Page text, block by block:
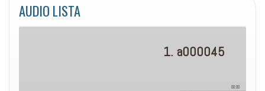
AUDIO LISTA
1. a000045
00:00